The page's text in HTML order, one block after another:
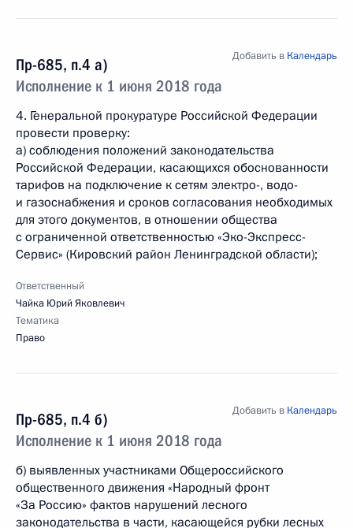
Пр-685, п.4 а)
Исполнение к 1 июня 2018 года
Добавить в Календарь
4. Генеральной прокуратуре Российской Федерации
провести проверку:
а) соблюдения положений законодательства
Российской Федерации, касающихся обоснованности
тарифов на подключение к сетям электро-, водо-
и газоснабжения и сроков согласования необходимых
для этого документов, в отношении общества
с ограниченной ответственностью «Эко-Экспресс-
Сервис» (Кировский район Ленинградской области);
Ответственный
Чайка Юрий Яковлевич
Тематика
Право
Пр-685, п.4 б)
Исполнение к 1 июня 2018 года
Добавить в Календарь
б) выявленных участниками Общероссийского
общественного движения «Народный фронт
«За Россию» фактов нарушений лесного
законодательства в части, касающейся рубки лесных